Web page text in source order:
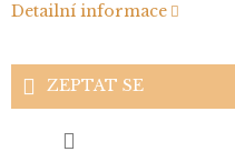
Detailní informace
ZEPTAT SE